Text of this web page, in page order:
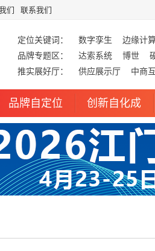
们 联系我们
定位关键词： 数字孪生 边缘计
品牌专题区：
达索系统 博世
推实展好厅：
供应展示厅 中商
品牌自定位 创新自化成